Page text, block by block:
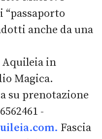
anche da una
Aquileia in
Magica.
su prenotazione
-
. Fascia